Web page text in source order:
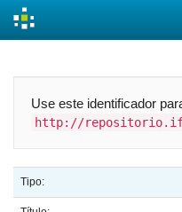
Use este identificador
http://
Tipo: